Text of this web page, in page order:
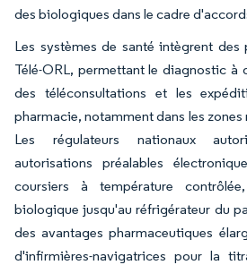
des biologiques dans le cadre
Les systèmes de santé intègrent
Télé-ORL, permettant le diagnostic à
des téléconsultations et les
pharmacie, notamment dans les
Les régulateurs nationaux
autorisations préalables
coursiers à température
biologique jusqu'au réfrigérateur du
des avantages pharmaceutiques
d'infirmières-navigatrices pour la